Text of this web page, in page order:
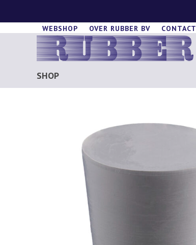
to
content
WEBSHOP
OVER RUBBER BV CONTACT
SHOP